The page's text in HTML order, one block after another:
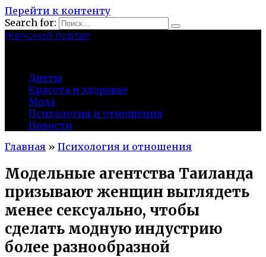
Перейти к контенту
Search for:
Женский портал
Диеты
Красота и здоровье
Мода
Психология и отношения
Новости
Главная » Психология и отношения
Модельные агентства Таиланда
призывают женщин выглядеть
менее сексуально, чтобы
сделать модную индустрию
более разнообразной